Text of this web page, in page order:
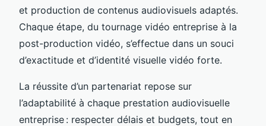
et production de contenus audiovisuels adaptés.
Chaque étape, du tournage vidéo entreprise à la
post-production vidéo, s’effectue dans un souci
d’exactitude et d’identité visuelle vidéo forte.
La réussite d’un partenariat repose sur
l’adaptabilité à chaque prestation audiovisuelle
entreprise : respecter délais et budgets, tout en